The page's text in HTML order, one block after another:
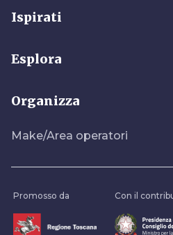
Ispirati
Esplora
Organizza
Make/Area operatori
Promosso da Con il